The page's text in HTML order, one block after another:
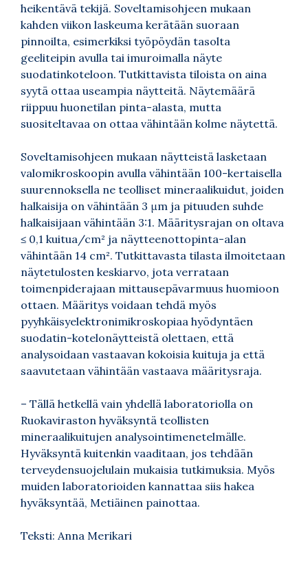
heikentävä tekijä. Soveltamisohjeen mukaan
kahden viikon laskeuma kerätään suoraan
pinnoilta, esimerkiksi työpöydän tasolta
geeliteipin avulla tai imuroimalla näyte
suodatinkoteloon. Tutkittavista tiloista on aina
syytä ottaa useampia näytteitä. Näytemäärä
riippuu huonetilan pinta-alasta, mutta
suositeltavaa on ottaa vähintään kolme näytettä.
Soveltamisohjeen mukaan näytteistä lasketaan
valomikroskoopin avulla vähintään 100-kertaisella
suurennoksella ne teolliset mineraalikuidut, joiden
halkaisija on vähintään 3 μm ja pituuden suhde
halkaisijaan vähintään 3:1. Määritysrajan on oltava
≤ 0,1 kuitua/cm² ja näytteenottopinta-alan
vähintään 14 cm². Tutkittavasta tilasta ilmoitetaan
näytetulosten keskiarvo, jota verrataan
toimenpiderajaan mittausepävarmuus huomioon
ottaen. Määritys voidaan tehdä myös
pyyhkäisyelektronimikroskopiaa hyödyntäen
suodatin-kotelonäytteistä olettaen, että
analysoidaan vastaavan kokoisia kuituja ja että
saavutetaan vähintään vastaava määritysraja.
– Tällä hetkellä vain yhdellä laboratoriolla on
Ruokaviraston hyväksyntä teollisten
mineraalikuitujen analysointimenetelmälle.
Hyväksyntä kuitenkin vaaditaan, jos tehdään
terveydensuojelulain mukaisia tutkimuksia. Myös
muiden laboratorioiden kannattaa siis hakea
hyväksyntää, Metiäinen painottaa.
Teksti: Anna Merikari